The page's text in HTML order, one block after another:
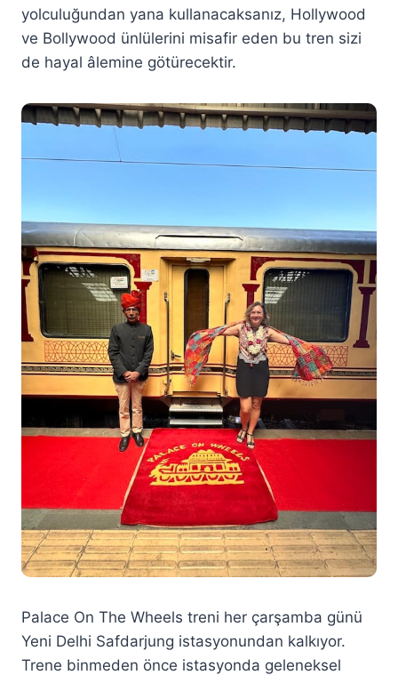
yolculuğundan yana kullanacaksanız, Hollywood
ve Bollywood ünlülerini misafir eden bu tren sizi
de hayal âlemine götürecektir.
Palace On The Wheels treni her çarşamba günü
Yeni Delhi Safdarjung istasyonundan kalkıyor.
Trene binmeden önce istasyonda geleneksel